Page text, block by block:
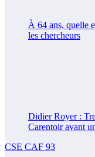
À 64 ans, quelle
les chercheurs
Didier Royer :
Carentoir avant
CSE CAF 93